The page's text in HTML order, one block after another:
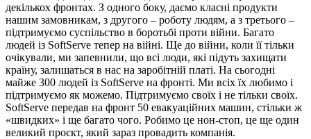
декількох фронтах. З одного боку, даємо класні продукти
нашим замовникам, з другого – роботу людям, а з третього –
підтримуємо суспільство в боротьбі проти війни. Багато
людей із SoftServe тепер на війні. Ще до війни, коли її тільки
очікували, ми запевнили, що всі люди, які підуть захищати
країну, залишаться в нас на заробітній платі. На сьогодні
майже 300 людей із SoftServe на фронті. Ми всіх їх любимо і
підтримуємо як можемо. Підтримуємо своїх і не тільки своїх.
SoftServe передав на фронт 50 евакуаційних машин, стільки ж
«швидких» і ще багато чого. Робимо це нон-стоп, це ще один
великий проєкт, який зараз провадить компанія.